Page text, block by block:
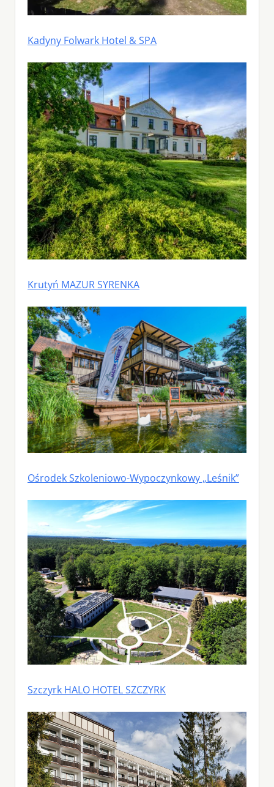
Kadyny Folwark Hotel & SPA
Krutyń MAZUR SYRENKA
Ośrodek Szkoleniowo-Wypoczynkowy „Leśnik”
Szczyrk HALO HOTEL SZCZYRK